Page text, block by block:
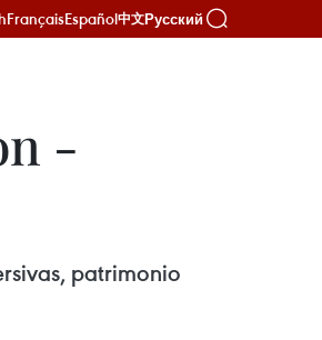
FrançaisEspañol中文Русский
-
patrimonio